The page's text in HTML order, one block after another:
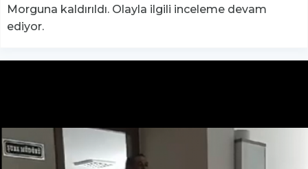
Morguna kaldırıldı. Olayla ilgili inceleme devam
ediyor.